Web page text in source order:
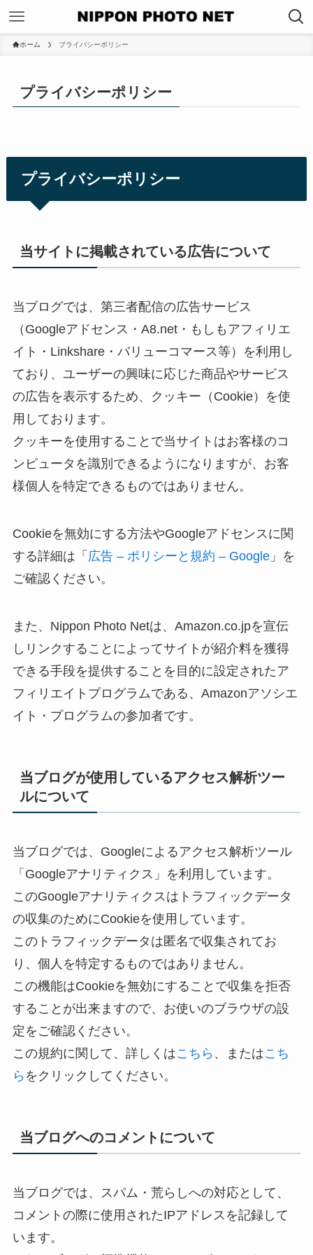
ホーム プライバシーポリシー
プライバシーポリシー
プライバシーポリシー
当サイトに掲載されている広告について
当ブログでは、第三者配信の広告サービス
（Googleアドセンス・A8.net・もしもアフィリエ
イト・Linkshare・バリューコマース等）を利用し
ており、ユーザーの興味に応じた商品やサービス
の広告を表示するため、クッキー（Cookie）を使
用しております。
クッキーを使用することで当サイトはお客様のコ
ンピュータを識別できるようになりますが、お客
様個人を特定できるものではありません。
Cookieを無効にする方法やGoogleアドセンスに関
する詳細は「 広告 – ポリシーと規約 – Google」を
ご確認ください。
また、Nippon Photo Netは、Amazon.co.jpを宣伝
しリンクすることによってサイトが紹介料を獲得
できる手段を提供することを目的に設定されたア
フィリエイトプログラムである、Amazonアソシエ
イト・プログラムの参加者です。
当ブログが使用しているアクセス解析ツー
ルについて
当ブログでは、Googleによるアクセス解析ツール
「Googleアナリティクス」を利用しています。
このGoogleアナリティクスはトラフィックデータ
の収集のためにCookieを使用しています。
このトラフィックデータは匿名で収集されてお
り、個人を特定するものではありません。
この機能はCookieを無効にすることで収集を拒否
することが出来ますので、お使いのブラウザの設
定をご確認ください。
この規約に関して、詳しくはこちら 、またはこち
ら をクリックしてください。
当ブログへのコメントについて
当ブログでは、スパム・荒らしへの対応として、
コメントの際に使用されたIPアドレスを記録して
います。